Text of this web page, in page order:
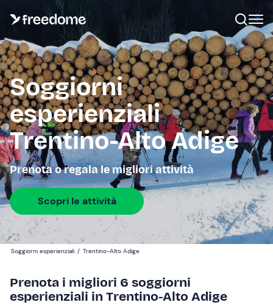
Soggiorni
esperienziali
Trentino-Alto Adige
Prenota o regala le migliori attività
Scopri le attività
Soggiorni esperienziali / Trentino-Alto Adige
Prenota i migliori 6 soggiorni
esperienziali in Trentino-Alto Adige